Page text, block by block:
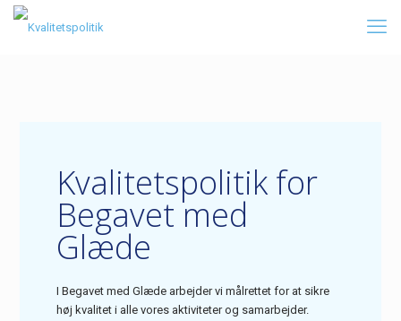
Kvalitetspolitik for
Begavet med
Glæde
I Begavet med Glæde arbejder vi målrettet for at sikre
høj kvalitet i alle vores aktiviteter og samarbejder.